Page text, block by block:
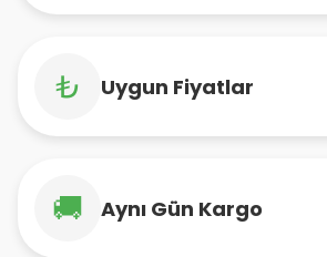
₺ Uygun Fiyatlar
🚚 Aynı Gün Kargo